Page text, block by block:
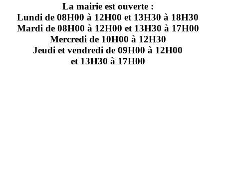
La mairie est ouverte :
Lundi de 08H00 à 12H00 et 13H30 à 18H30
Mardi de 08H00 à 12H00 et 13H30 à 17H00
Mercredi de 10H00 à 12H30
Jeudi et vendredi de 09H00 à 12H00
et 13H30 à 17H00